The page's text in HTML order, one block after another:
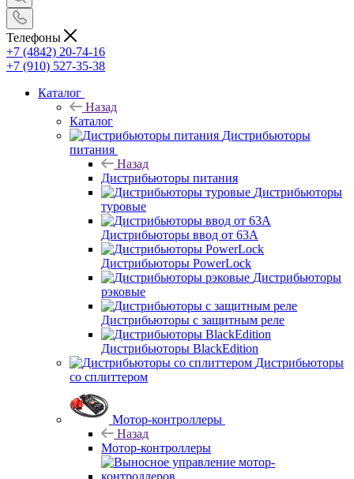
Телефоны
+7 (4842) 20-74-16
+7 (910) 527-35-38
Каталог
Назад
Каталог
Дистрибьюторы
питания
Назад
Дистрибьюторы питания
Дистрибьюторы
туровые
Дистрибьюторы ввод от 63A
Дистрибьюторы PowerLock
Дистрибьюторы
рэковые
Дистрибьюторы с защитным реле
Дистрибьюторы BlackEdition
Дистрибьюторы
со сплиттером
Мотор-контроллеры
Назад
Мотор-контроллеры